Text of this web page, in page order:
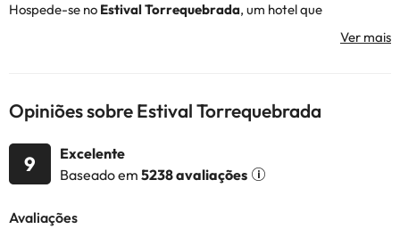
Hospede-se no Estival Torrequebrada, um hotel que
recomendamos com total confiança, porque aqui é impossível
errar. Você encontra o equilíbrio perfeito entre um grande resort,
bem equipada.
A arte de não fazer nada… ou fazer tudo
Aproveite um hotel que se adapta ao seu ritmo. Quer relaxar
completamente? Vá direto ao Wellness & Spa, desligue-se do
massagem daquelas que fazem você sair leve.
Opiniões sobre Estival Torrequebrada
9
Excelente
Baseado em 5238 avaliações